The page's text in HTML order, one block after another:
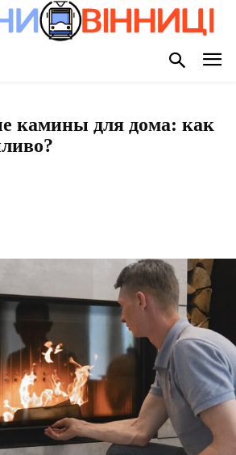
камины для дома: как